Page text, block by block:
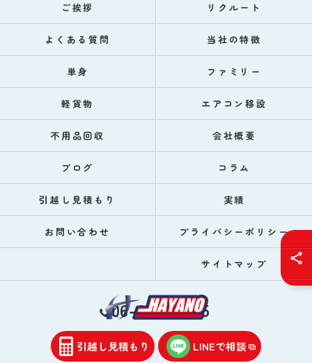
06-6747-9185
引越し見積もり LINEで相談
ご挨拶 リクルート
よくある質問 当社の特徴
単身 ファミリー
軽貨物 エアコン移設
不用品回収 会社概要
ブログ コラム
引越し見積もり 実績
お問い合わせ プライバシーポリシー
サイトマップ
© 2026 大阪府東大阪市の引越しならハヤノ引越サービス ALL RIGHTS RESERVED.